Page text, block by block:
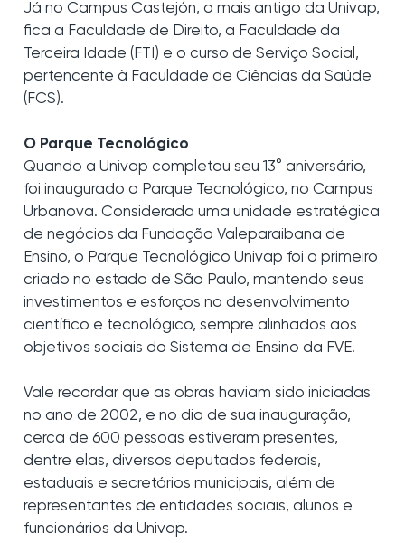
Já no Campus Castejón, o mais antigo da Univap,
fica a Faculdade de Direito, a Faculdade da
Terceira Idade (FTI) e o curso de Serviço Social,
pertencente à Faculdade de Ciências da Saúde
(FCS).
O Parque Tecnológico
Quando a Univap completou seu 13° aniversário,
foi inaugurado o Parque Tecnológico, no Campus
Urbanova. Considerada uma unidade estratégica
de negócios da Fundação Valeparaibana de
Ensino, o Parque Tecnológico Univap foi o primeiro
criado no estado de São Paulo, mantendo seus
investimentos e esforços no desenvolvimento
científico e tecnológico, sempre alinhados aos
objetivos sociais do Sistema de Ensino da FVE.
Vale recordar que as obras haviam sido iniciadas
no ano de 2002, e no dia de sua inauguração,
cerca de 600 pessoas estiveram presentes,
dentre elas, diversos deputados federais,
estaduais e secretários municipais, além de
representantes de entidades sociais, alunos e
funcionários da Univap.